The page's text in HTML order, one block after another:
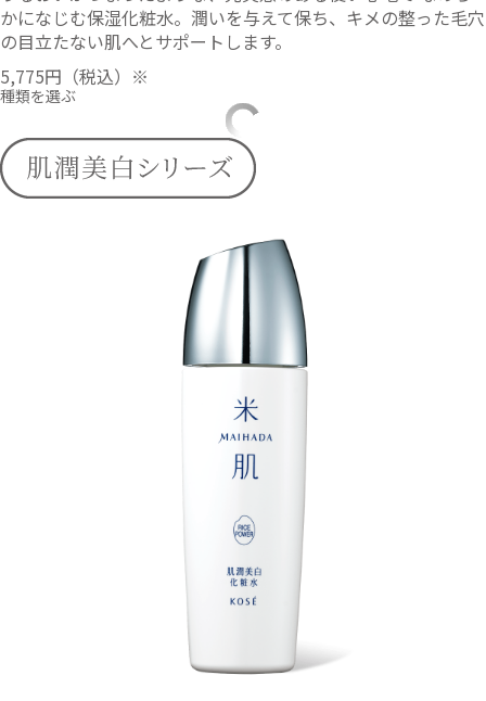
かになじむ保湿化粧水。潤いを与えて保ち、キメの整った毛穴
の目立たない肌へとサポートします。
5,775円 （税込）※
種類を選ぶ